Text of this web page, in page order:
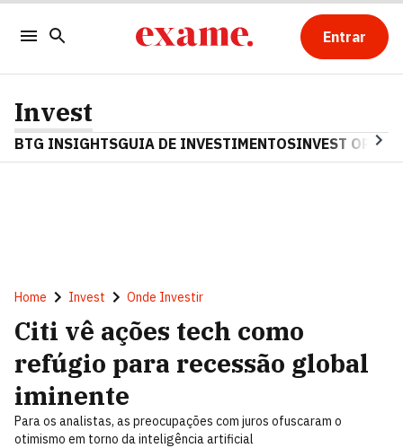
Entrar
Invest
BTG INSIGHTSGUIA DE INVESTIMENTOSINVEST OPINA
Home Invest Onde Investir
Citi vê ações tech como
refúgio para recessão global
iminente
Para os analistas, as preocupações com juros ofuscaram o
otimismo em torno da inteligência artificial